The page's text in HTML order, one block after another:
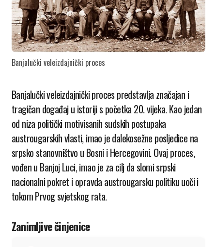
Banjalučki veleizdajnički proces
Banjalučki veleizdajnički proces predstavlja značajan i
tragičan događaj u istoriji s početka 20. vijeka. Kao jedan
od niza politički motivisanih sudskih postupaka
austrougarskih vlasti, imao je dalekosežne posljedice na
srpsko stanovništvo u Bosni i Hercegovini. Ovaj proces,
vođen u Banjoj Luci, imao je za cilj da slomi srpski
nacionalni pokret i opravda austrougarsku politiku uoči i
tokom Prvog svjetskog rata.
Zanimljive činjenice